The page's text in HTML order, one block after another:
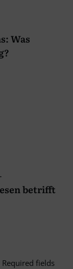
Was
betrifft
Required fields